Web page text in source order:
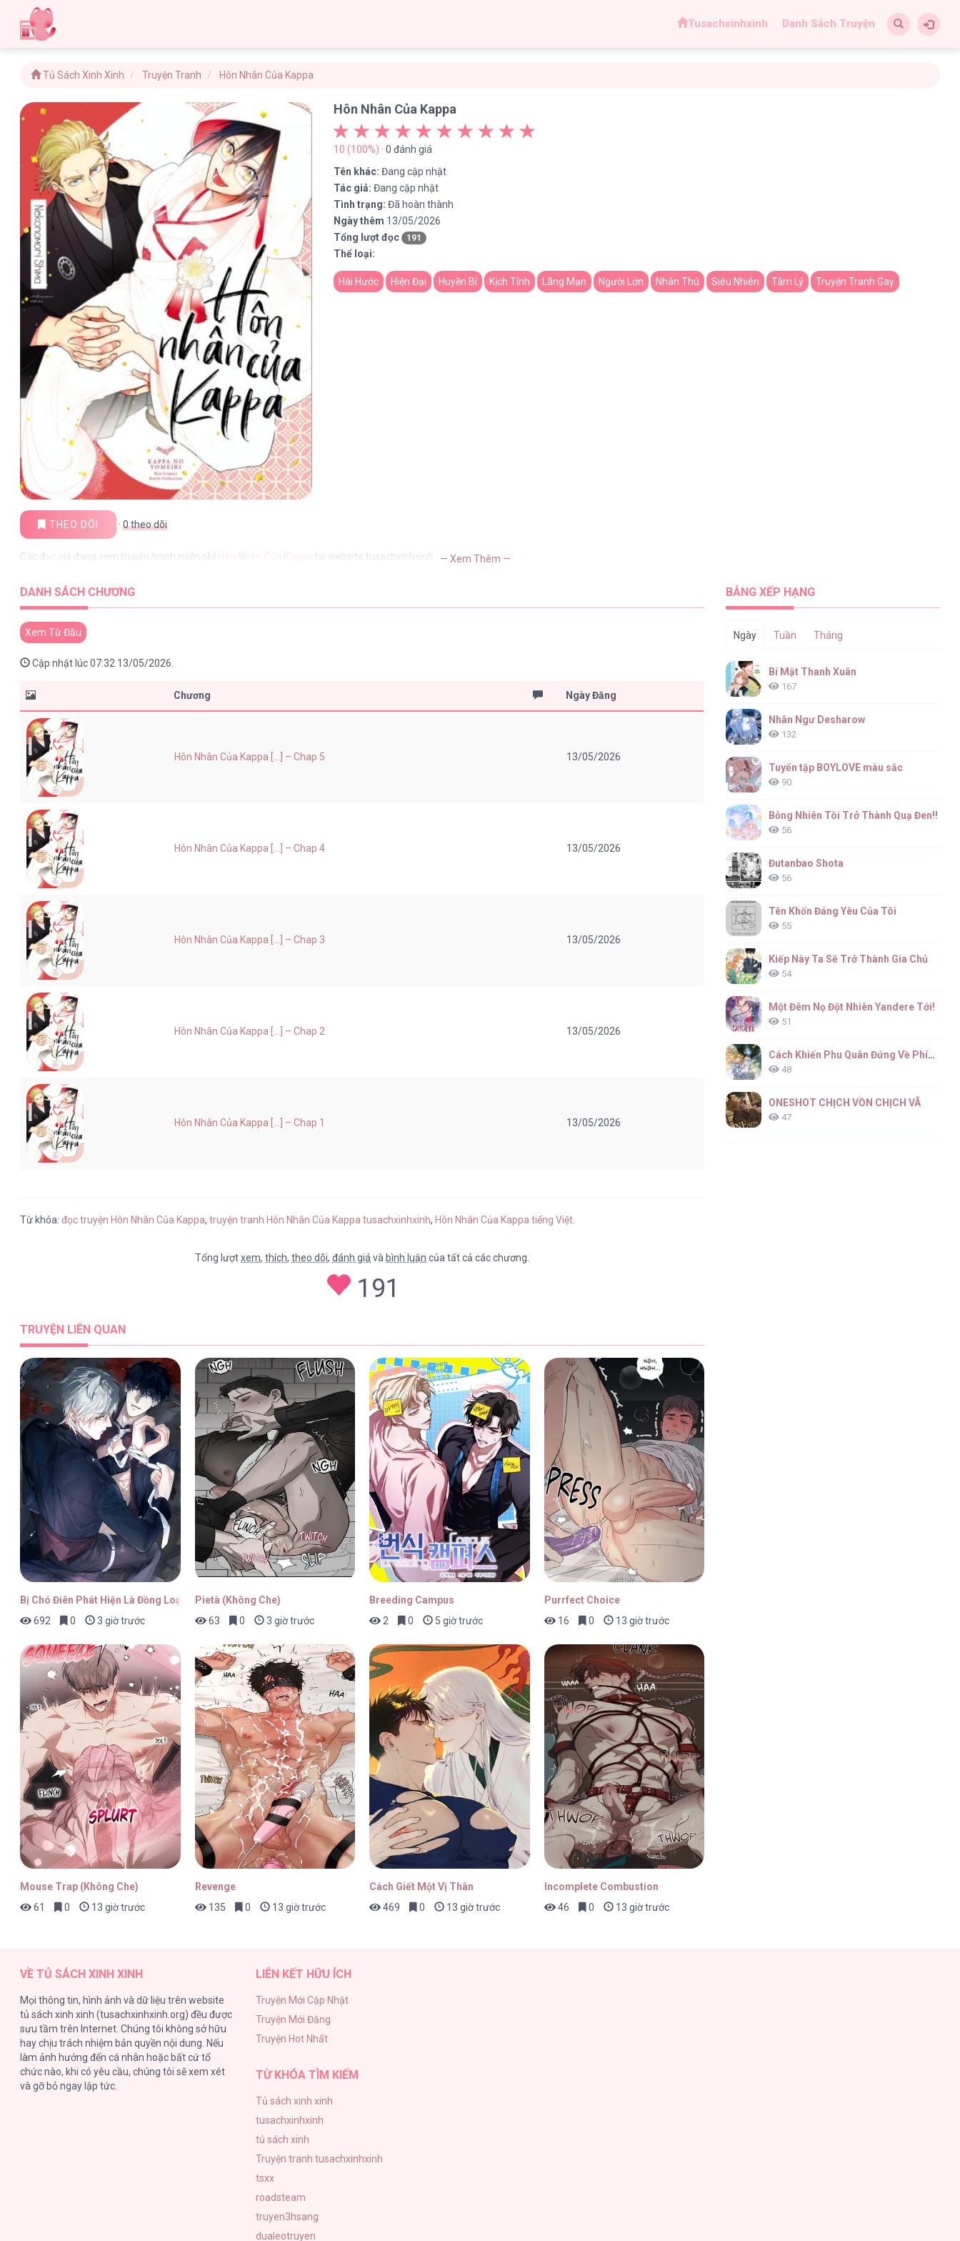
Tusachxinhxinh Danh Sách Truyện
Tủ Sách Xinh Xinh Truyện Tranh Hôn Nhân Của Kappa
Hôn Nhân Của Kappa
10 (100%) · 0 đánh giá
Tên khác: Đang cập nhật
Tác giả: Đang cập nhật
Tình trạng: Đã hoàn thành
Ngày thêm 13/05/2026
Tổng lượt đọc
191
Thể loại:
Hài Hước Hiện Đại Huyền Bí Kịch Tính Lãng Mạn Người Lớn Nhân Thú Siêu Nhiên Tâm Lý Truyện Tranh Gay
THEO DÕI ·0theo dõi
Các đọc giả đang xem truyện tranh miễn phí Hôn Nhân Của Kappa tại website tusachxinhxinh — Xem Thêm —
DANH SÁCH CHƯƠNG
Xem Từ Đầu
Cập nhật lúc 07:32 13/05/2026.
Chương Ngày Đăng
Hôn Nhân Của Kappa [...] – Chap 5 13/05/2026
Hôn Nhân Của Kappa [...] – Chap 4 13/05/2026
Hôn Nhân Của Kappa [...] – Chap 3 13/05/2026
Hôn Nhân Của Kappa [...] – Chap 2 13/05/2026
Hôn Nhân Của Kappa [...] – Chap 1 13/05/2026
Từ khóa:đọc truyện Hôn Nhân Của Kappa,truyện tranh Hôn Nhân Của Kappa tusachxinhxinh, Hôn Nhân Của Kappa tiếng Việt
Tổng lượtxem,thích,theo dõi,đánh giá và bình luận của tất cả các chương.
191
TRUYỆN LIÊN QUAN
Bị Chó Điên Phát Hiện Là Đồng Loại
692
0 3 giờ trước
Pietà (Không Che)
63
0 3 giờ trước
Breeding Campus
2
0 5 giờ trước
Purrfect Choice
16
0 13 giờ trước
Mouse Trap (Không Che)
61
0 13 giờ trước
Revenge
135
0 13 giờ trước
Cách Giết Một Vị Thân
469
0 13 giờ trước
Incomplete Combustion
46
0 13 giờ trước
BẢNG XẾP HẠNG
Ngày Tuần Tháng
Bí Mật Thanh Xuân
167
Nhân Ngư Desharow
132
Tuyển tập BOYLOVE màu sắc
90
Bỗng Nhiên Tôi Trở Thành Quạ Đen!!
56
Đutanbao Shota
56
Tên Khốn Đáng Yêu Của Tôi
55
Kiếp Này Ta Sẽ Trở Thành Gia Chủ
54
Một Đêm Nọ Đột Nhiên Yandere Tới!
51
Cách Khiến Phu Quân Đứng Về Phía Tôi
48
ONESHOT CHỊCH VỒN CHỊCH VÃ
47
VỀ TỦ SÁCH XINH XINH
Mọi thông tin, hình ảnh và dữ liệu trên website
tủ sách xinh xinh (tusachxinhxinh.org) đều được
sưu tầm trên Internet. Chúng tôi không sở hữu
hay chịu trách nhiệm bản quyền nội dung. Nếu
làm ảnh hưởng đến cá nhân hoặc bất cứ tổ
chức nào, khi có yêu cầu, chúng tôi sẽ xem xét
và gỡ bỏ ngay lập tức.
LIÊN KẾT HỮU ÍCH
Truyện Mới Cập Nhật
Truyện Mới Đăng
Truyện Hot Nhất
TỪ KHÓA TÌM KIẾM
Tủ sách xinh xinh
tusachxinhxinh
tủ sách xinh
Truyện tranh tusachxinhxinh
tsxx
roadsteam
truyen3hsang
dualeotruyen